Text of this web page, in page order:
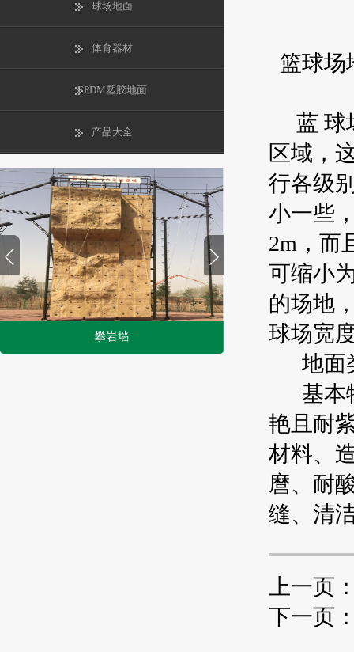
球场地面
体育器材
EPDM塑胶地面
产品大全
攀岩墙
篮球场
蓝 球
区域，
行各级
小一些
2m，而
可缩小
的场地
球场宽
地面
基本
艳且耐
材料、
麿、耐
缝、清
上一页
下一页